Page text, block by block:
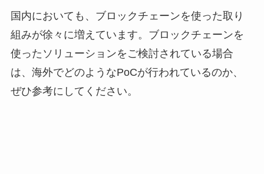
国内においても、ブロックチェーンを使った取り
組みが徐々に増えています。ブロックチェーンを
使ったソリューションをご検討されている場合
は、海外でどのようなPoCが行われているのか、
ぜひ参考にしてください。